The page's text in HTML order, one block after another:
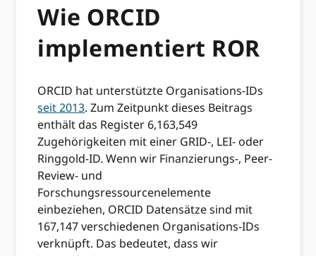
Wie ORCID
implementiert ROR
ORCID hat unterstützte Organisations-IDs
seit 2013. Zum Zeitpunkt dieses Beitrags
enthält das Register 6,163,549
Zugehörigkeiten mit einer GRID-, LEI- oder
Ringgold-ID. Wenn wir Finanzierungs-, Peer-
Review- und
Forschungsressourcenelemente
einbeziehen, ORCID Datensätze sind mit
167,147 verschiedenen Organisations-IDs
verknüpft. Das bedeutet, dass wir